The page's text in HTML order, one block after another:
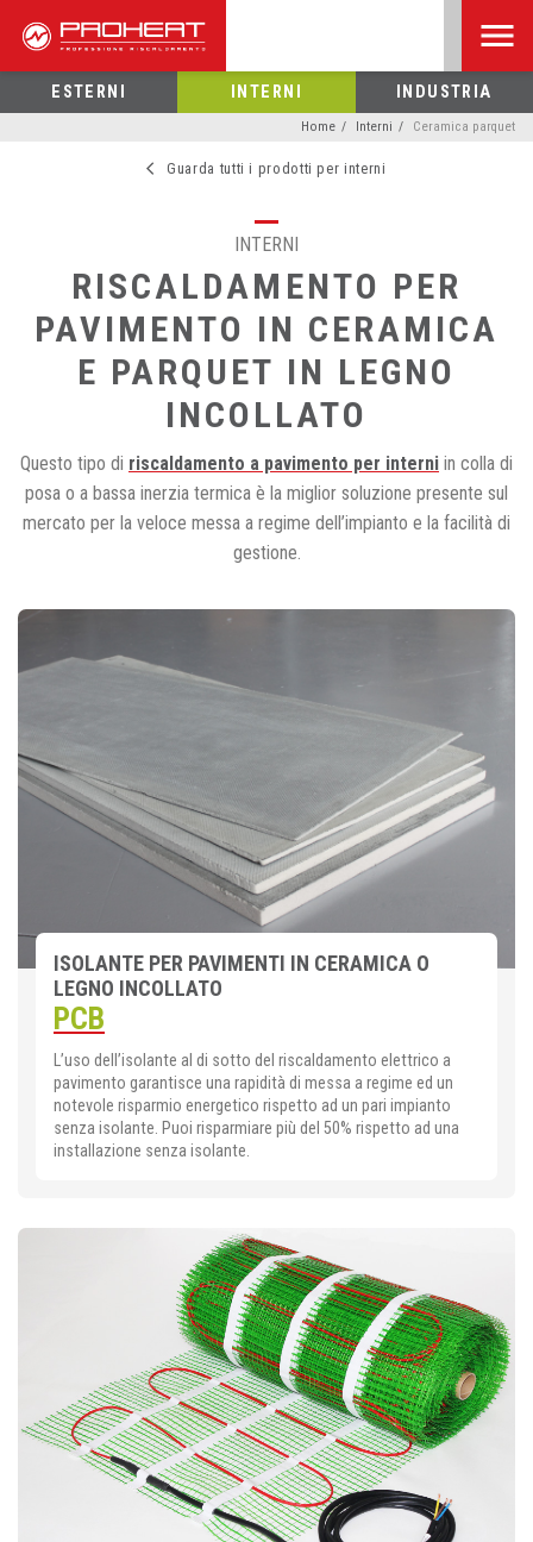
ESTERNI INTERNI INDUSTRIA
Home Interni Ceramica parquet
Guarda tutti i prodotti per interni
INTERNI
RISCALDAMENTO PER
PAVIMENTO IN CERAMICA
E PARQUET IN LEGNO
INCOLLATO
Questo tipo di riscaldamento a pavimento per interni in colla di
posa o a bassa inerzia termica è la miglior soluzione presente sul
mercato per la veloce messa a regime dell’impianto e la facilità di
gestione.
ISOLANTE PER PAVIMENTI IN CERAMICA O
LEGNO INCOLLATO
PCB
L’uso dell’isolante al di sotto del riscaldamento elettrico a
pavimento garantisce una rapidità di messa a regime ed un
notevole risparmio energetico rispetto ad un pari impianto
senza isolante. Puoi risparmiare più del 50% rispetto ad una
installazione senza isolante.